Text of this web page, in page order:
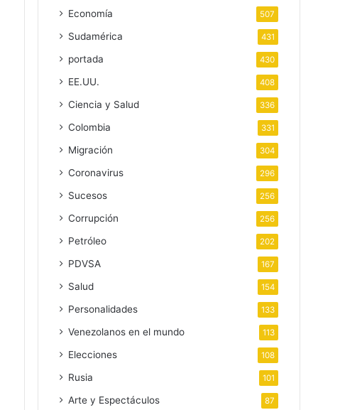
Economía 507
Sudamérica 431
portada 430
EE.UU. 408
Ciencia y Salud 336
Colombia 331
Migración 304
Coronavirus 296
Sucesos 256
Corrupción 256
Petróleo 202
PDVSA 167
Salud 154
Personalidades 133
Venezolanos en el mundo 113
Elecciones 108
Rusia 101
Arte y Espectáculos 87